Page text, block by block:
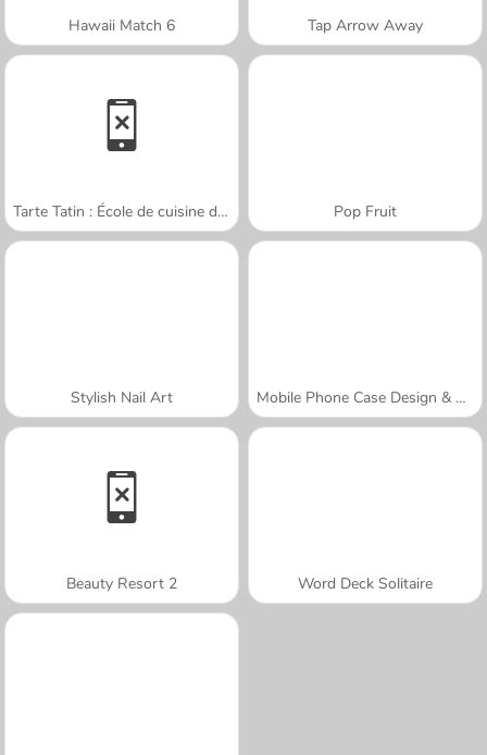
Hawaii Match 6 Tap Arrow Away
Tarte Tatin : École de cuisine de Sara Pop Fruit
Stylish Nail Art Mobile Phone Case Design & DIY
Beauty Resort 2 Word Deck Solitaire